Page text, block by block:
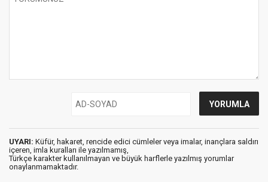
UYARI: Küfür, hakaret, rencide edici cümleler veya imalar, inançlara saldırı
içeren, imla kuralları ile yazılmamış,
Türkçe karakter kullanılmayan ve büyük harflerle yazılmış yorumlar
onaylanmamaktadır.